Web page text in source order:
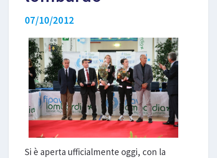
07/10/2012
Si è aperta ufficialmente oggi, con la